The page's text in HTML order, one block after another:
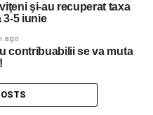
şi-au recuperat taxa
3-5 iunie
ago
contribuabilii se va muta